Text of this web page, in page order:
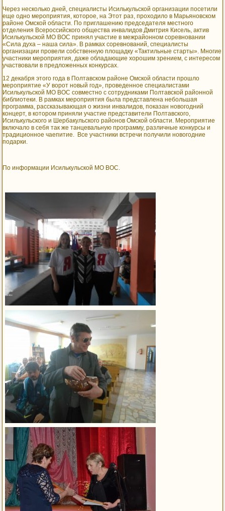
Через несколько дней, специалисты Исилькульской организации посетили
еще одно мероприятия, которое, на Этот раз, проходило в Марьяновском
районе Омской области. По приглашению председателя местного
отделения Всероссийского общества инвалидов Дмитрия Кисель, актив
Исилькульской МО ВОС принял участие в межрайонном соревновании
«Сила духа – наша сила». В рамках соревнований, специалисты
организации провели собственную площадку «Тактильные старты». Многие
участники мероприятия, даже обладающие хорошим зрением, с интересом
участвовали в предложенных конкурсах.
12 декабря этого года в Полтавском районе Омской области прошло
мероприятие «У ворот новый год», проведенное специалистами
Исилькульской МО ВОС совместно с сотрудниками Полтавской районной
библиотеки. В рамках мероприятия была представлена небольшая
программа, рассказывающая о жизни инвалидов, показан новогодний
концерт, в котором приняли участие представители Полтавского,
Исилькульского и Шербакульского районов Омской области. Мероприятие
включало в себя так же танцевальную программу, различные конкурсы и
традиционное чаепитие. Все участники встречи получили новогодние
подарки.
По информации Исилькульской МО ВОС.